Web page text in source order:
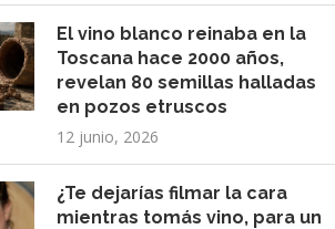
El vino blanco reinaba en la
Toscana hace 2000 años,
revelan 80 semillas halladas
en pozos etruscos
12 junio, 2026
¿Te dejarías filmar la cara
mientras tomás vino, para un